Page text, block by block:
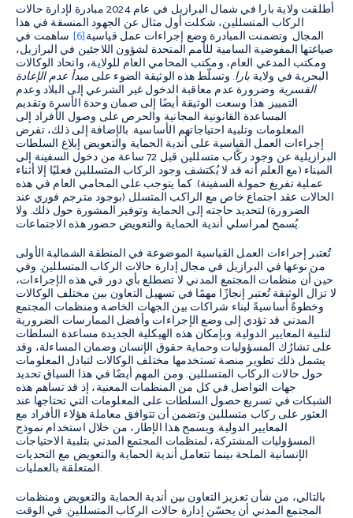
أطلقت ولاية بارا في شمال البرازيل في عام 2024 مبادرة لإدارة حالات
الركاب المتسللين، شكلت أول مثال عن الجهود المنسقة في هذا
المجال. وتضمنت المبادرة وضع إجراءات عمل قياسية[6] ساهمت في
صياغتها المفوضية السامية للأمم المتحدة لشؤون اللاجئين في البرازيل،
ومكتب المدعي العام، ومكتب المحامي العام للولاية، واتحاد الوكالات
البحرية في ولاية بارا. وتسلّط هذه الوثيقة الضوء على مبدأ عدم الإعادة
القسرية وضرورة عدم معاقبة الدخول غير الشرعي إلى البلاد وعدم
التمييز. هذا وسعت الوثيقة أيضًا إلى ضمان وحدة الأسرة وتقديم
المساعدة القانونية المجانية والحرص على وصول الأفراد إلى
المعلومات وتلبية احتياجاتهم الأساسية. بالإضافة إلى ذلك، تفرض
إجراءات العمل القياسية على أندية الحماية والتعويض إبلاغ السلطات
البرازيلية عن وجود ركّاب متسللين قبل 72 ساعة من دخول السفينة إلى
الميناء (مع العلم أنه قد لا يُكتشف وجود الركاب المتسللين فعليًا إلا أثناء
عملية تفريغ حمولة السفينة). كما يتوجب على المحامي العام في هذه
الحالات عقد اجتماع خاص مع الراكب المتسلل (بوجود مترجم فوري عند
الضرورة) لتحديد حاجته إلى الحماية وتوفير المشورة حول ذلك. ولا
يُسمح لمراسلي أندية الحماية والتعويض حضور هذه الاجتماعات.
تُعتبر إجراءات العمل القياسية الموضوعة في المنطقة الشمالية الأولى
من نوعها في البرازيل في مجال إدارة حالات الركاب المتسللين. وفي
حين أن منظمات المجتمع المدني لا تضطلع بأي دور في هذه الإجراءات،
لا تزال الوثيقة تُعتبر إنجازًا مهمًا في تسهيل التعاون بين مختلف الوكالات
وخطوةً أساسيةً لبناء شراكات بين الجهات الخاصة ومنظمات المجتمع
المدني قد تؤدي إلى وضع الإجراءات وأفضل الممارسات الضرورية
لتلبية المعايير الدولية. وبإمكان هذه الهيكلية الجديدة مساعدة السلطات
على تشارُك المسؤوليات وحماية حقوق الإنسان وضمان المساءلة، وقد
يشمل ذلك تطوير منصة تستخدمها مختلف الوكالات لتبادل المعلومات
حول حالات الركاب المتسللين. ومن المهم أيضًا في هذا السياق تحديد
جهات التواصل في كل من المنظمات المعنية، إذ قد تساهم هذه
الشبكات في تسريع حصول السلطات على المعلومات التي تحتاجها عند
العثور على ركاب متسللين وتضمن أن تتوافق معاملة هؤلاء الأفراد مع
المعايير الدولية. ويسمح هذا الإطار، من خلال استخدام نموذج
المسؤوليات المشتركة، لمنظمات المجتمع المدني بتلبية الاحتياجات
الإنسانية الملحة بينما تتعامل أندية الحماية والتعويض مع التحديات
المتعلقة بالعمليات.
بالتالي، من شأن تعزيز التعاون بين أندية الحماية والتعويض ومنظمات
المجتمع المدني أن يحسّن إدارة حالات الركاب المتسللين. في الوقت